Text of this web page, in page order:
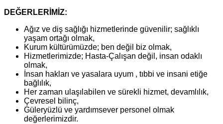
DEĞERLERİMİZ:
Ağız ve diş sağlığı hizmetlerinde güvenilir; sağlıklı
yaşam ortağı olmak,
Kurum kültürümüzde; ben değil biz olmak,
Hizmetlerimizde; Hasta-Çalışan değil, insan odaklı
olmak,
İnsan hakları ve yasalara uyum , tıbbi ve insani etiğe
bağlılık,
Her zaman ulaşılabilen ve sürekli hizmet, devamlılık,
Çevresel bilinç,
Güleryüzlü ve yardımsever personel olmak
değerlerimizdir.